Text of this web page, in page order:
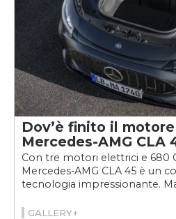
Dov’è finito il
Mercedes-AMG CLA
Con tre motori elettrici e 680
Mercedes-AMG CLA 45 è un
tecnologia impressionante. Ma
GALLERY+